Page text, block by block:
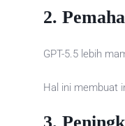
2.
GPT-5.5 lebih
Hal ini membuat